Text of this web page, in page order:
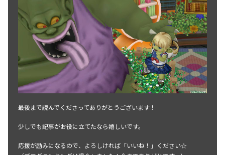
最後まで読んでくださってありがとうございます！
少しでも記事がお役に立てたなら嬉しいです。
応援が励みになるので、よろしければ「いいね！」ください☆